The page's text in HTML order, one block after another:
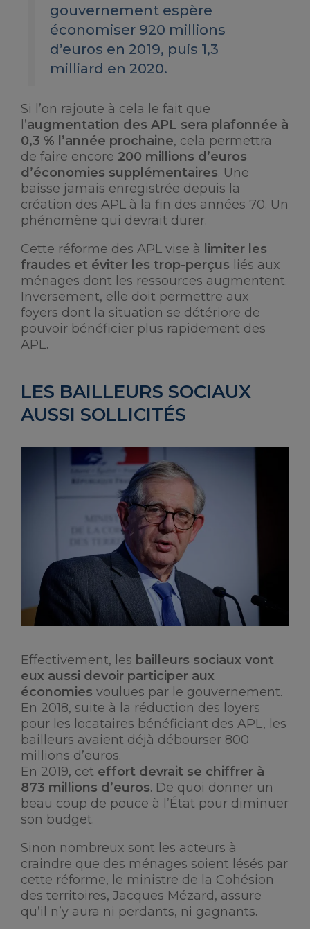
gouvernement espère
économiser 920 millions
d’euros en 2019, puis 1,3
milliard en 2020.
Si l’on rajoute à cela le fait que
l’augmentation des APL sera plafonnée à
0,3 % l’année prochaine, cela permettra
de faire encore 200 millions d’euros
d’économies supplémentaires. Une
baisse jamais enregistrée depuis la
création des APL à la fin des années 70. Un
phénomène qui devrait durer.
Cette réforme des APL vise à limiter les
fraudes et éviter les trop-perçus liés aux
ménages dont les ressources augmentent.
Inversement, elle doit permettre aux
foyers dont la situation se détériore de
pouvoir bénéficier plus rapidement des
APL.
LES BAILLEURS SOCIAUX
AUSSI SOLLICITÉS
Effectivement, les bailleurs sociaux vont
eux aussi devoir participer aux
économies voulues par le gouvernement.
En 2018, suite à la réduction des loyers
pour les locataires bénéficiant des APL, les
bailleurs avaient déjà débourser 800
millions d’euros.
En 2019, cet effort devrait se chiffrer à
873 millions d’euros. De quoi donner un
beau coup de pouce à l’État pour diminuer
son budget.
Sinon nombreux sont les acteurs à
craindre que des ménages soient lésés par
cette réforme, le ministre de la Cohésion
des territoires, Jacques Mézard, assure
qu’il n’y aura ni perdants, ni gagnants.